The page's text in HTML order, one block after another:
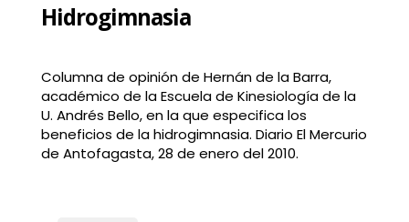
Hidrogimnasia
Columna de opinión de Hernán de la Barra,
académico de la Escuela de Kinesiología de la
U. Andrés Bello, en la que especifica los
beneficios de la hidrogimnasia. Diario El Mercurio
de Antofagasta, 28 de enero del 2010.